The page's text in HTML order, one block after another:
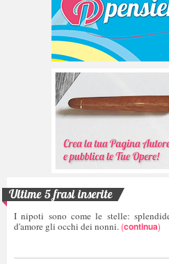
Ultime 5 frasi inserite
I nipoti sono come le stelle:
d'amore gli occhi dei nonni. (continua)